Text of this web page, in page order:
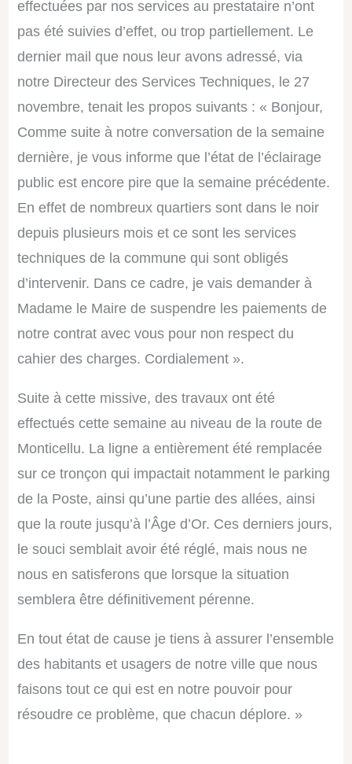
effectuées par nos services au prestataire n’ont
pas été suivies d’effet, ou trop partiellement. Le
dernier mail que nous leur avons adressé, via
notre Directeur des Services Techniques, le 27
novembre, tenait les propos suivants : « Bonjour,
Comme suite à notre conversation de la semaine
dernière, je vous informe que l’état de l’éclairage
public est encore pire que la semaine précédente.
En effet de nombreux quartiers sont dans le noir
depuis plusieurs mois et ce sont les services
techniques de la commune qui sont obligés
d’intervenir. Dans ce cadre, je vais demander à
Madame le Maire de suspendre les paiements de
notre contrat avec vous pour non respect du
cahier des charges. Cordialement ».
Suite à cette missive, des travaux ont été
effectués cette semaine au niveau de la route de
Monticellu. La ligne a entièrement été remplacée
sur ce tronçon qui impactait notamment le parking
de la Poste, ainsi qu’une partie des allées, ainsi
que la route jusqu’à l’Âge d’Or. Ces derniers jours,
le souci semblait avoir été réglé, mais nous ne
nous en satisferons que lorsque la situation
semblera être définitivement pérenne.
En tout état de cause je tiens à assurer l’ensemble
des habitants et usagers de notre ville que nous
faisons tout ce qui est en notre pouvoir pour
résoudre ce problème, que chacun déplore. »